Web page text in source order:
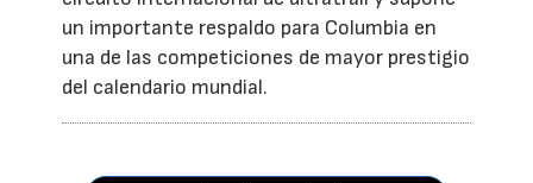
un importante respaldo para Columbia en
una de las competiciones de mayor prestigio
del calendario mundial.